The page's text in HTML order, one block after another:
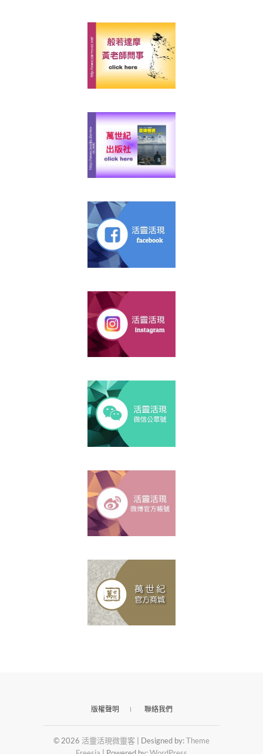
版權聲明 聯絡我們
© 2026 活靈活現微靈客 | Designed by:Theme